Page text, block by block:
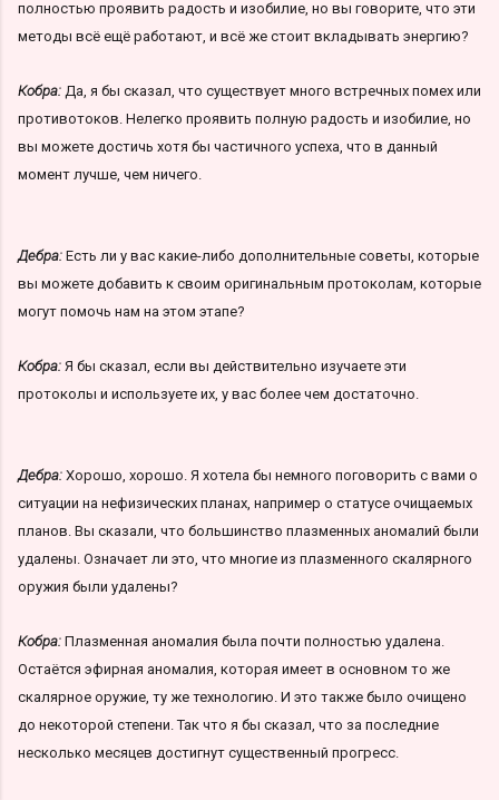
полностью проявить радость и изобилие, но вы говорите, что эти
методы всё ещё работают, и всё же стоит вкладывать энергию?
Кобра: Да, я бы сказал, что существует много встречных помех или
противотоков. Нелегко проявить полную радость и изобилие, но
вы можете достичь хотя бы частичного успеха, что в данный
момент лучше, чем ничего.
Дебра: Есть ли у вас какие-либо дополнительные советы, которые
вы можете добавить к своим оригинальным протоколам, которые
могут помочь нам на этом этапе?
Кобра: Я бы сказал, если вы действительно изучаете эти
протоколы и используете их, у вас более чем достаточно.
Дебра: Хорошо, хорошо. Я хотела бы немного поговорить с вами о
ситуации на нефизических планах, например о статусе очищаемых
планов. Вы сказали, что большинство плазменных аномалий были
удалены. Означает ли это, что многие из плазменного скалярного
оружия были удалены?
Кобра: Плазменная аномалия была почти полностью удалена.
Остаётся эфирная аномалия, которая имеет в основном то же
скалярное оружие, ту же технологию. И это также было очищено
до некоторой степени. Так что я бы сказал, что за последние
несколько месяцев достигнут существенный прогресс.